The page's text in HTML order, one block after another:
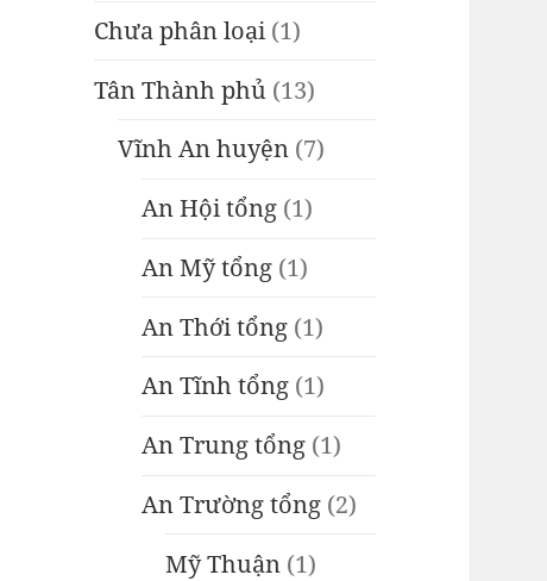
Chưa phân loại(1)
Tân Thành phủ (13)
Vĩnh An huyện (7)
An Hội tổng (1)
An Mỹ tổng (1)
An Thới tổng (1)
An Tĩnh tổng (1)
An Trung tổng (1)
An Trường tổng (2)
Mỹ Thuận (1)